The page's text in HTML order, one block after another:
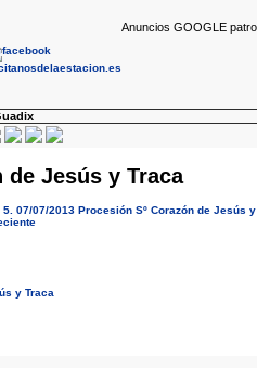
Anuncios GOOGLE
de Jesús y Traca
5. 07/07/2013 Procesión Sº Corazón de Jesús y
y Traca